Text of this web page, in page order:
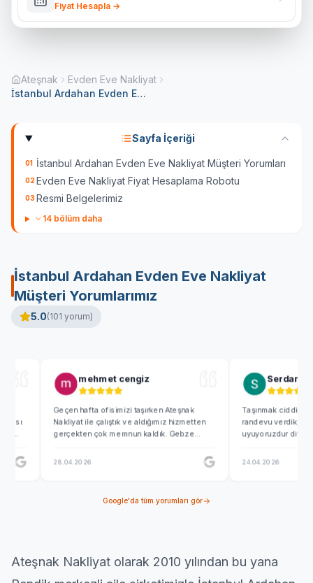
Fiyat Hesapla →
Ateşnak
Evden Eve Nakliyat
İstanbul Ardahan Evden Eve Nakliyat
Sayfa İçeriği
01 İstanbul Ardahan Evden Eve Nakliyat Müşteri Yorumları
02Evden Eve Nakliyat Fiyat Hesaplama Robotu
03Resmi Belgelerimiz
14bölüm daha
İstanbul Ardahan Evden Eve Nakliyat
Müşteri Yorumlarımız
5.0(101 yorum)
mehmet cengiz
Geçen hafta ofisimizi taşırken Ateşnak
Nakliyat ile çalıştık ve aldığımız hizmetten
gerçekten çok memnun kaldık. Gebze
geçerken eşyaların paketlenmesinden
en ufak bir çizik dahi olmadan sapağlam
28.04.2026
Serdar B
Taşınmak ciddi sıkıntılı
randevu verdik, saat 05
uyuyoruzdur diyerek
zamanında ve kusursuz
24.04.2026
Google'da tüm yorumları gör
Ateşnak Nakliyat olarak 2010 yılından bu yana